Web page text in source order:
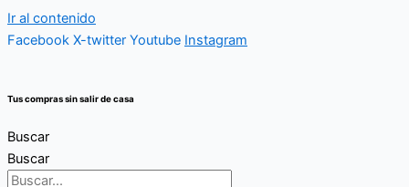
Ir al contenido
Facebook X-twitter Youtube Instagram
Tus compras sin salir de casa
Buscar
Buscar